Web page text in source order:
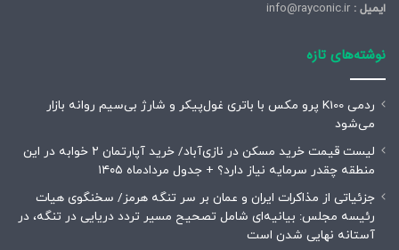
ایمیل :
نوشته‌های تازه
ردمی K100 پرو مکس با باتری غول‌پیکر و شارژ بی‌سیم روانه بازار
می‌شود
لیست قیمت خرید مسکن در نازی‌آباد/ خرید آپارتمان ۲ خوابه در این
منطقه چقدر سرمایه نیاز دارد؟ + جدول مردادماه ۱۴۰۵
جزئیاتی از مذاکرات ایران و عمان بر سر تنگه هرمز/ سخنگوی هیات
رئیسه مجلس: بیانیه‌ای شامل تصحیح مسیر تردد دریایی در تنگه، در
آستانه نهایی شدن است